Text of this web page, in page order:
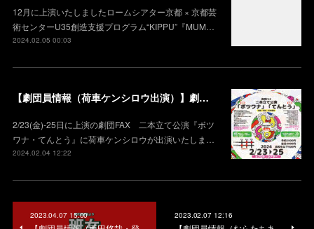
12月に上演いたしましたロームシアター京都 × 京都芸
術センターU35創造⽀援プログラム“KIPPU”『MUM…
2024.02.05 00:03
【劇団員情報（荷車ケンシロウ出演）】劇団FAX 二本立て公演 『ボツワナ・てんとう』
2/23(金)-25日に上演の劇団FAX 二本立て公演『ボツ
ワナ・てんとう』に荷車ケンシロウが出演いたしま…
2024.02.04 12:22
2023.04.07 15:00 2023.02.07 12:16